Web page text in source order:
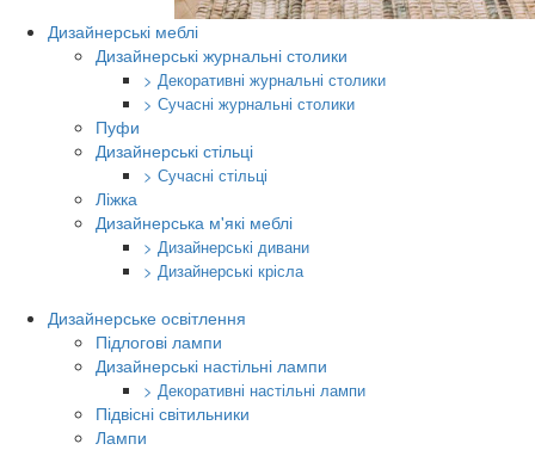
Дизайнерські меблі
Дизайнерські журнальні столики
> Декоративні журнальні столики
> Сучасні журнальні столики
Пуфи
Дизайнерські стільці
> Сучасні стільці
Ліжка
Дизайнерська м'які меблі
> Дизайнерські дивани
> Дизайнерські крісла
Дизайнерське освітлення
Підлогові лампи
Дизайнерські настільні лампи
> Декоративні настільні лампи
Підвісні світильники
Лампи